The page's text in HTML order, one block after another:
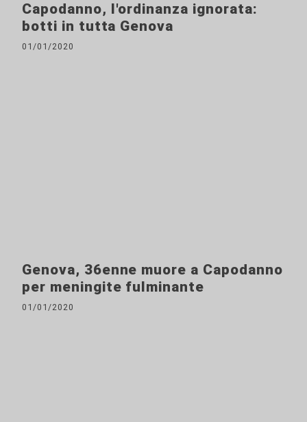
Capodanno, l'ordinanza ignorata:
botti in tutta Genova
01/01/2020
Genova, 36enne muore a Capodanno
per meningite fulminante
01/01/2020